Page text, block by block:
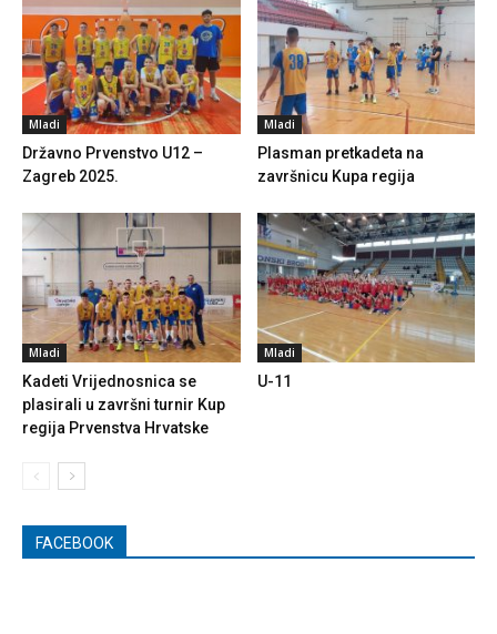
Mladi
Državno Prvenstvo U12 –
Zagreb 2025.
Mladi
Plasman pretkadeta na
završnicu Kupa regija
Mladi
Kadeti Vrijednosnica se
plasirali u završni turnir Kup
regija Prvenstva Hrvatske
Mladi
U-11
FACEBOOK